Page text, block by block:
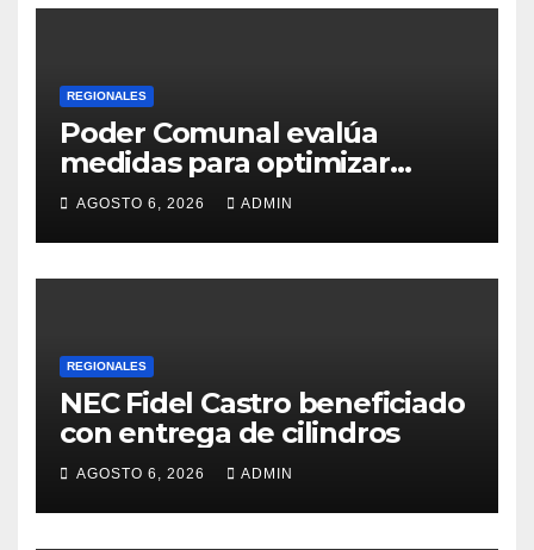
REGIONALES
Poder Comunal evalúa
medidas para optimizar
servicio de agua
AGOSTO 6, 2026 ADMIN
REGIONALES
NEC Fidel Castro beneficiado
con entrega de cilindros
AGOSTO 6, 2026 ADMIN